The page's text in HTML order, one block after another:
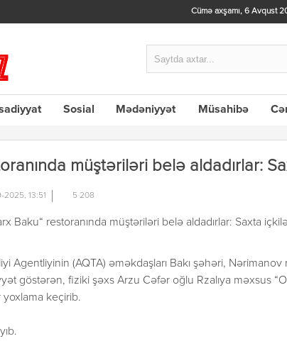
Cümə axşamı, 6 Avqust
Sosial Mədəniyyət Müsahibə
müştəriləri belə aldadırlar:
2025, 13:51 5 208
Agentliyinin (AQTA) əməkdaşları Bakı şəhəri,
göstərən, fiziki şəxs Arzu Cəfər oğlu Rzalıya məxsus
keçirib.